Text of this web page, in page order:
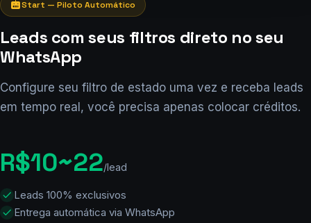
CNPJ 3 a 5 6 dias
Comprar · R$ 9,51 Comprar · R$ 11,20

Lead adquirido com sucesso!
O lead agora é exclusivamente seu
Nome
Start — Piloto Automático
WhatsApp
Configure seu filtro de estado uma vez e receba leads
em tempo real, você precisa apenas colocar créditos.